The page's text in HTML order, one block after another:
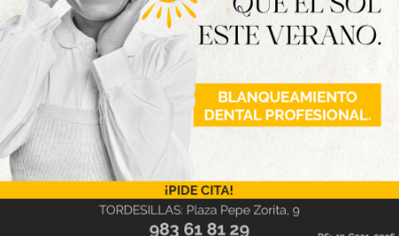
manera especial el V Centenario del nacimiento
Felipe II en el Palacio de Pimentel».
Y el séptimo eje se refiere a contribuir a reducir la
carga fiscal de los vecinos de la provincia mediante
la reducción de tasas y precios públicos propios de
la Institución Provincial, así como la reducción del
coste que se repercute a los ayuntamientos por la
gestión y cobro de los recursos tributarios que
estos tienen cedidos a la Diputación a través de